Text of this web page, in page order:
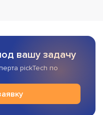
вашу задачу
pickTech по